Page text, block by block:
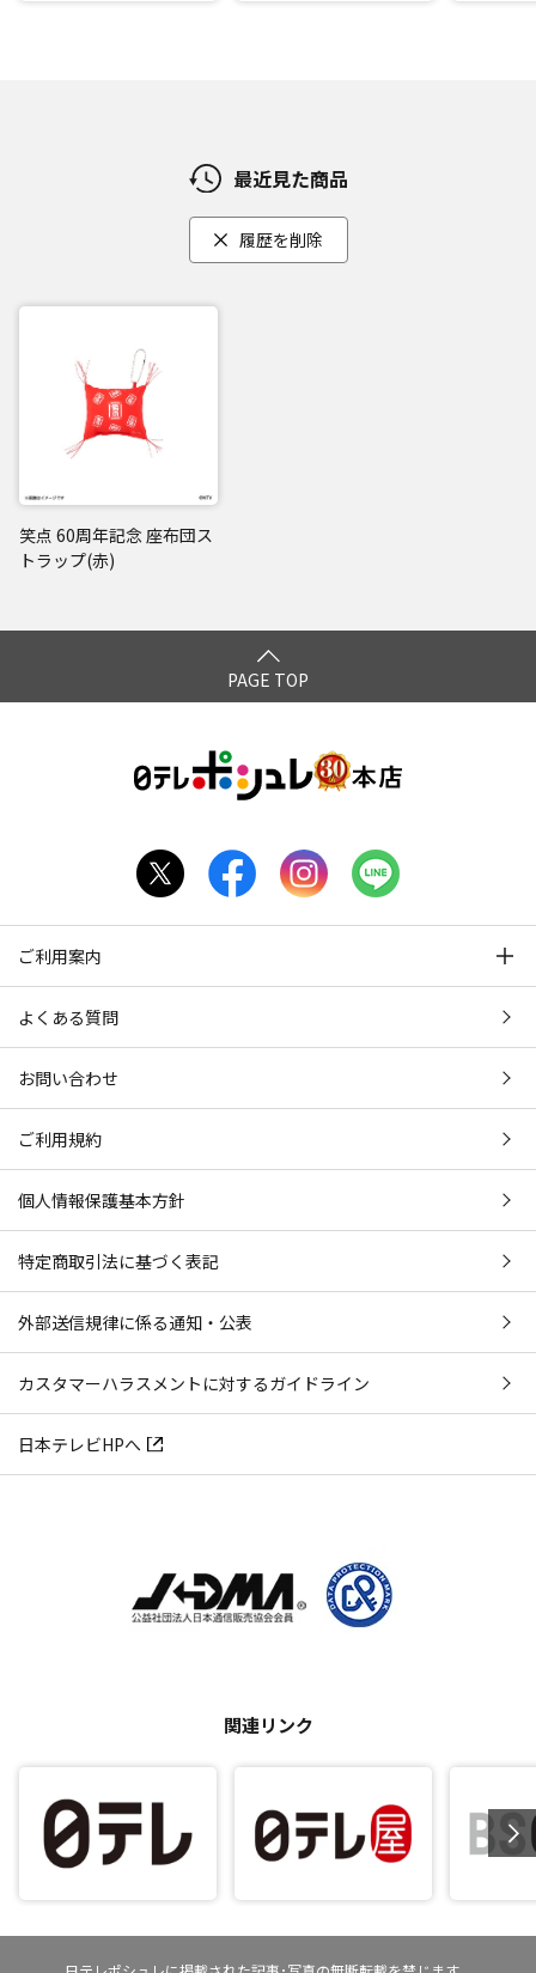
最近見た商品
履歴を削除
笑点 60周年記念 座布団ス
トラップ(赤)
PAGE TOP
ご利用案内
よくある質問
お問い合わせ
ご利用規約
個人情報保護基本方針
特定商取引法に基づく表記
外部送信規律に係る通知・公表
カスタマーハラスメントに対するガイドライン
日本テレビHPへ
関連リンク